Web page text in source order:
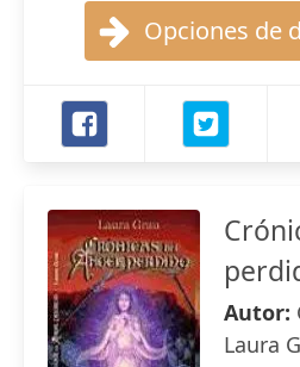
Opciones de
Autor:
Laura